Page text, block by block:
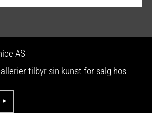
AS
tilbyr sin kunst for salg hos